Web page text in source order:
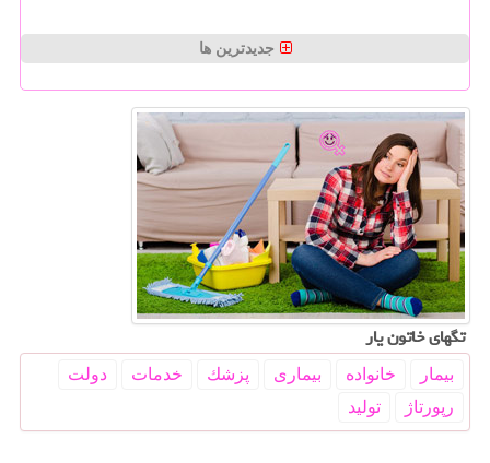
جدیدترین ها
تگهای خاتون یار
بیمار خانواده بیماری پزشك خدمات
دولت
رپورتاژ
تولید